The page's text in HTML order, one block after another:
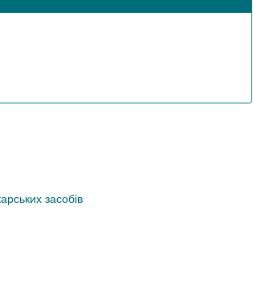
засобів